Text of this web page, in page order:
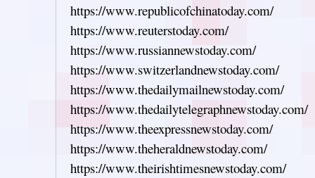
https://www.republicofchinatoday.com/
https://www.reuterstoday.com/
https://www.russiannewstoday.com/
https://www.switzerlandnewstoday.com/
https://www.thedailymailnewstoday.com/
https://www.thedailytelegraphnewstoday.com/
https://www.theexpressnewstoday.com/
https://www.theheraldnewstoday.com/
https://www.theirishtimesnewstoday.com/